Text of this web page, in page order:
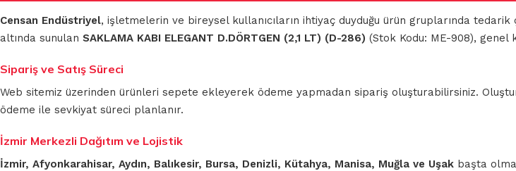
Censan Endüstriyel, işletmelerin ve bireysel kullanıcıların ihtiyaç duyduğu ürün gruplarında tedarik
altında sunulan SAKLAMA KABI ELEGANT D.DÖRTGEN (2,1 LT) (D-286) (Stok Kodu: ME-908),
Sipariş ve Satış Süreci
Web sitemiz üzerinden ürünleri sepete ekleyerek ödeme yapmadan sipariş oluşturabilirsiniz.
ödeme ile sevkiyat süreci planlanır.
İzmir Merkezli Dağıtım ve Lojistik
İzmir, Afyonkarahisar, Aydın, Balıkesir, Bursa, Denizli, Kütahya, Manisa, Muğla ve Uşak başta